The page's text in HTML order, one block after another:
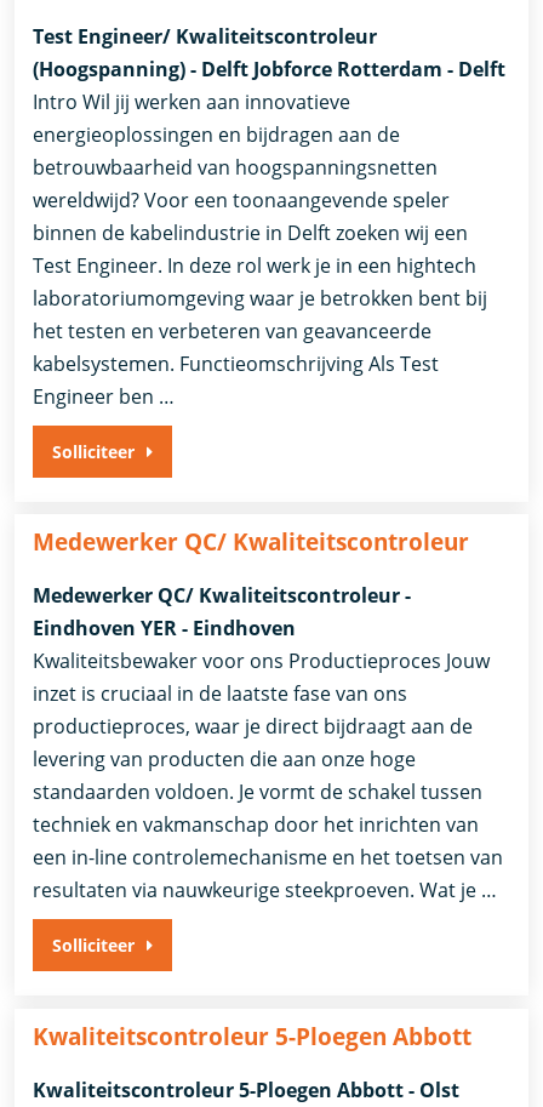
Test Engineer/ Kwaliteitscontroleur
(Hoogspanning) - Delft Jobforce Rotterdam - Delft
Intro Wil jij werken aan innovatieve
energieoplossingen en bijdragen aan de
betrouwbaarheid van hoogspanningsnetten
wereldwijd? Voor een toonaangevende speler
binnen de kabelindustrie in Delft zoeken wij een
Test Engineer. In deze rol werk je in een hightech
laboratoriumomgeving waar je betrokken bent bij
het testen en verbeteren van geavanceerde
kabelsystemen. Functieomschrijving Als Test
Engineer ben …
Solliciteer
Medewerker QC/ Kwaliteitscontroleur
Medewerker QC/ Kwaliteitscontroleur -
Eindhoven YER - Eindhoven
Kwaliteitsbewaker voor ons Productieproces Jouw
inzet is cruciaal in de laatste fase van ons
productieproces, waar je direct bijdraagt aan de
levering van producten die aan onze hoge
standaarden voldoen. Je vormt de schakel tussen
techniek en vakmanschap door het inrichten van
een in-line controlemechanisme en het toetsen van
resultaten via nauwkeurige steekproeven. Wat je …
Solliciteer
Kwaliteitscontroleur 5-Ploegen Abbott
Kwaliteitscontroleur 5-Ploegen Abbott - Olst